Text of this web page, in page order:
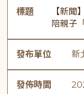
標題
【新聞
陪親子
發布單位 新
發佈時間